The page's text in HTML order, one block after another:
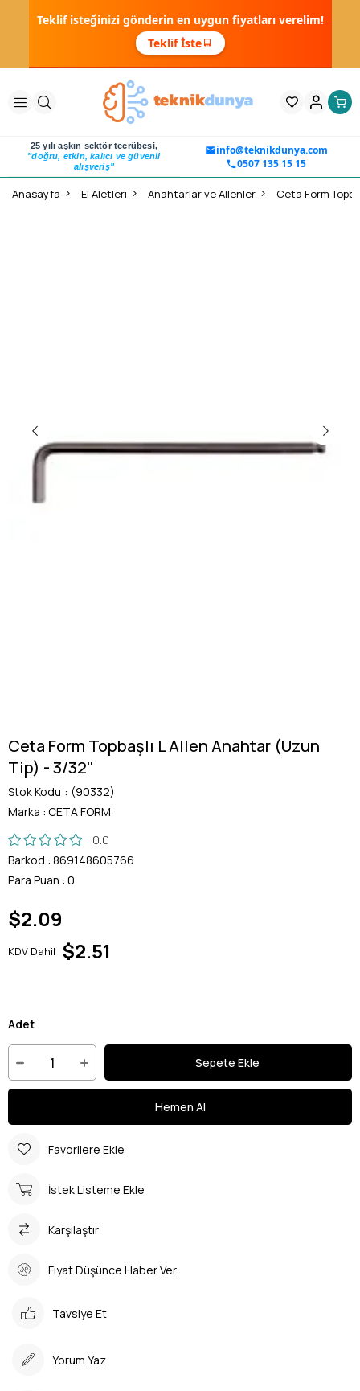
Teklif isteğinizi gönderin en uygun fiyatları verelim!
Teklif İste
25 yılı aşkın sektör tecrübesi,
"doğru, etkin, kalıcı ve güvenli
alışveriş"
info@teknikdunya.com
0507 135 15 15
Anasayfa El Aletleri Anahtarlar ve Allenler Ceta Form
Ceta Form Topbaşlı L Allen Anahtar (Uzun
Tip) - 3/32''
Stok Kodu
(90332)
Marka : CETA FORM
0.0
Barkod : 869148605766
Para Puan : 0
$2.09
KDV Dahil $2.51
Adet
Favorilere Ekle
İstek Listeme Ekle
Karşılaştır
Fiyat Düşünce Haber Ver
Tavsiye Et
Yorum Yaz